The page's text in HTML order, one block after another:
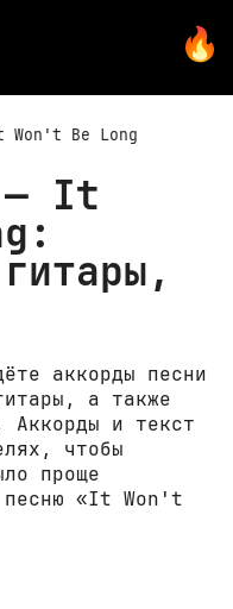
Won't Be Long
— It
аккорды песни
а также
Аккорды и текст
чтобы
проще
песню «It Won't